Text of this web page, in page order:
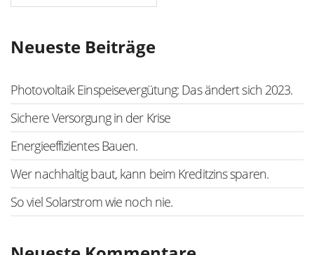
Neueste Beiträge
Photovoltaik Einspeisevergütung: Das ändert sich 2023.
Sichere Versorgung in der Krise
Energieeffizientes Bauen.
Wer nachhaltig baut, kann beim Kreditzins sparen.
So viel Solarstrom wie noch nie.